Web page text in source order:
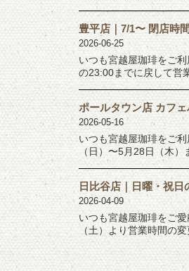
豊平店｜7/1〜 閉店時
2026-06-25
いつも宮越屋珈琲をご
の23:00までに戻して営
ポールタウン店 カフ
2026-05-16
いつも宮越屋珈琲をご
（日）〜5月28日（木
日比谷店｜日曜・祝
2026-04-09
いつも宮越屋珈琲をご
（土）より営業時間の